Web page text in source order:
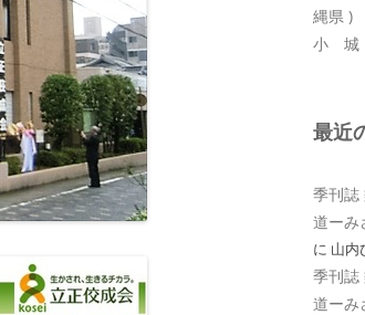
縄県 )
小 城
最近
季刊
道ー
に 山内
季刊
道ー